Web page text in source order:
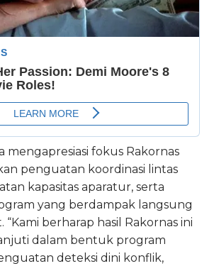
mengapresiasi fokus Rakornas
penguatan koordinasi lintas
kapasitas aparatur, serta
yang berdampak langsung
“Kami berharap hasil Rakornas ini
dalam bentuk program
deteksi dini konflik,